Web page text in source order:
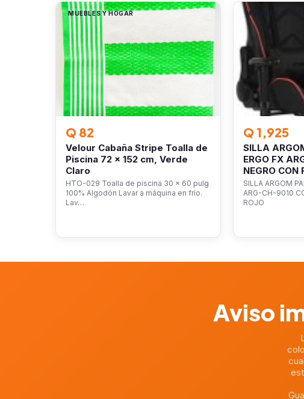
MUEBLES Y HOGAR
Q 82
Velour Cabaña Stripe Toalla de
Piscina 72 x 152 cm, Verde
Claro
HTO-029 Toalla de piscina 30 x 60 pulg
100% Algodón Lavar a máquina en frío.
Lav…
MUEBLES Y
Q 1,925
SILLA
ERGO FX
NEGRO CON
SILLA ARGOM
ARG-CH-9010
ROJO
Aviso